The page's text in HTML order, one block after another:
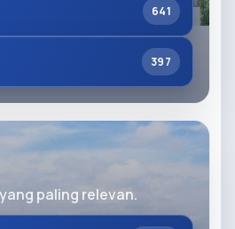
641
397
paling relevan.